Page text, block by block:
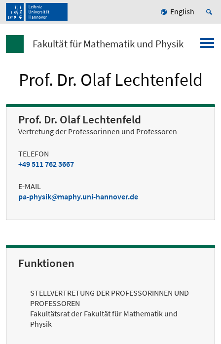
English
Fakultät für Mathematik und Physik
Prof. Dr. Olaf Lechtenfeld
Prof. Dr. Olaf Lechtenfeld
Vertretung der Professorinnen und Professoren
TELEFON
+49 511 762 3667
E-MAIL
pa-physik
maphy.uni-hannover.de
Funktionen
STELLVERTRETUNG DER PROFESSORINNEN UND
PROFESSOREN
Fakultätsrat der Fakultät für Mathematik und
Physik